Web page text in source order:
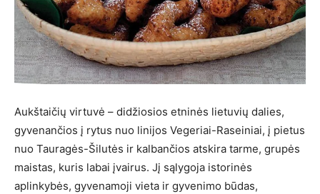
Aukštaičių virtuvė – didžiosios etninės lietuvių dalies,
gyvenančios į rytus nuo linijos Vegeriai-Raseiniai, į pietus
nuo Tauragės-Šilutės ir kalbančios atskira tarme, grupės
maistas, kuris labai įvairus. Jį sąlygoja istorinės
aplinkybės, gyvenamoji vieta ir gyvenimo būdas,